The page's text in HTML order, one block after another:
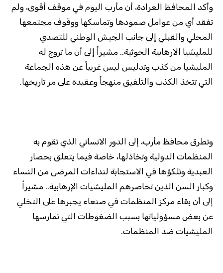
وأكد المحافظ العرادة، أن مأرب اليوم في موقف أقوى، ولم
تفقد أي من عوامل صمودها وتماسكها ووقوف مجتمعها
المحلي والقبلي إلى جانب الجيش الوطني للتصدي
للمليشيا الارهابية الحوثية.. مشيراً إلى أن ما تروج له
المليشيا من كذب وتدليس ليس غريباً عن هذه الجماعة
التي تتخذ الكذب والتلفيق منهجاً وعقيدة على مر تاريخها.
وتطرق محافظ مأرب، إلى الدور الانساني الذي تقوم به
المنظمات الدولية وتخاذلها، خاصة فيما يتعلق بحصار
العبدية وتلكؤها في الاستجابة لنداءات المرضى من النساء
وكبار السن الذين تحاصرهم المليشيات الإرهابية.. مشيراً
إلى أن بقاء مركز المنظمات في صنعاء يجبرها على التخلي
عن بعض مسؤولياتها بسبب الضغوطات التي تمارسها
المليشيات ضد المنظمات.